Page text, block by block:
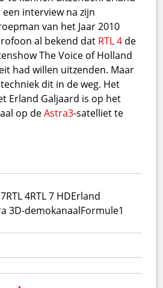
interview na zijn
van het Jaar 2010
al bekend dat RTL 4 de
The Voice of Holland
had willen uitzenden. Maar
dit in de weg. Het
Erland Galjaard is op het
op deAstra3-satelliet te
RTL 4RTL 7 HDErland
3D-demokanaalFormule1